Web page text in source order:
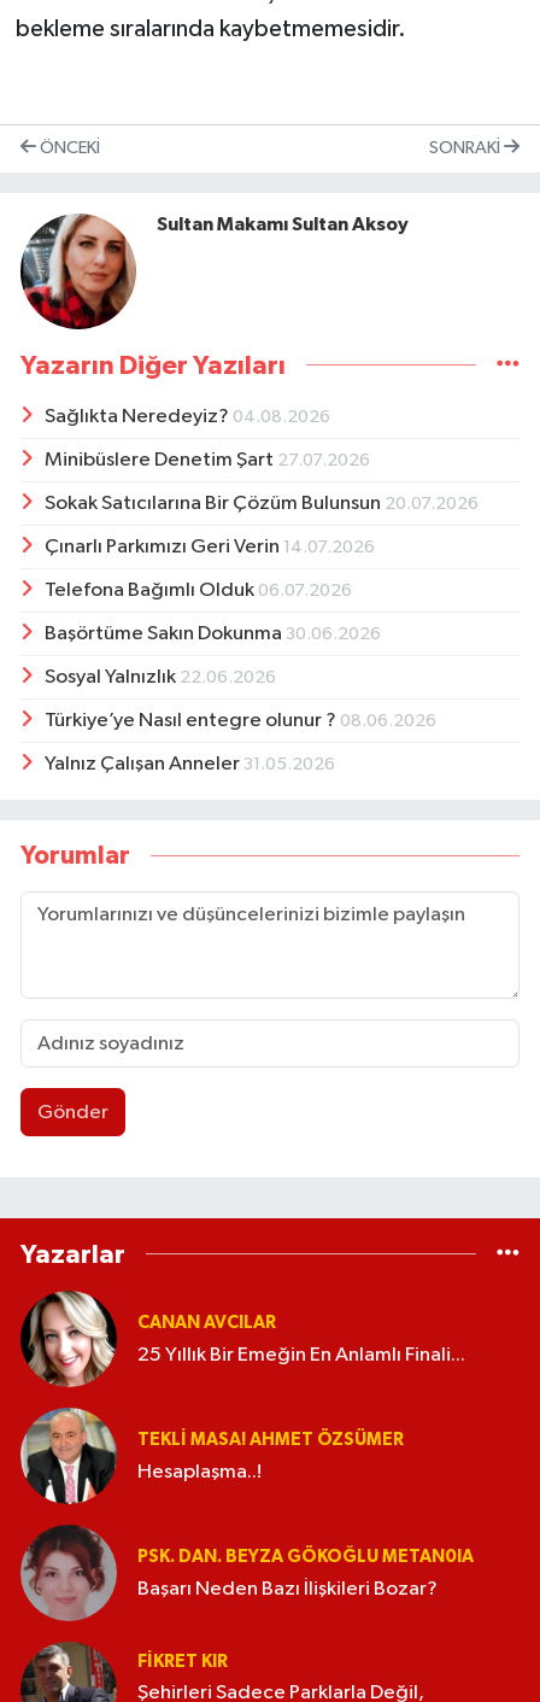
bekleme sıralarında kaybetmemesidir.
ÖNCEKI SONRAKI
Sultan Makamı Sultan Aksoy
Yazarın Diğer Yazıları
Sağlıkta Neredeyiz? 04.08.2026
Minibüslere Denetim Şart 27.07.2026
Sokak Satıcılarına Bir Çözüm Bulunsun 20.07.2026
Çınarlı Parkımızı Geri Verin 14.07.2026
Telefona Bağımlı Olduk 06.07.2026
Başörtüme Sakın Dokunma 30.06.2026
Sosyal Yalnızlık 22.06.2026
Türkiye’ye Nasıl entegre olunur ? 08.06.2026
Yalnız Çalışan Anneler 31.05.2026
Yorumlar
Gönder
Yazarlar
CANAN AVCILAR
25 Yıllık Bir Emeğin En Anlamlı Finali...
TEKLI MASA! AHMET ÖZSÜMER
Hesaplaşma..!
PSK. DAN. BEYZA GÖKOĞLU METAN0IA
Başarı Neden Bazı İlişkileri Bozar?
FIKRET KIR
Şehirleri Sadece Parklarla Değil,